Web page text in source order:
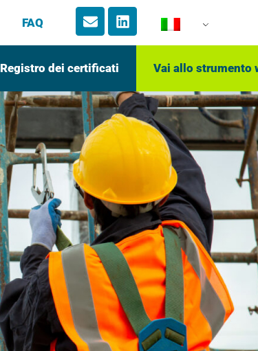
FAQ
Registro dei certificati Vai allo strumento